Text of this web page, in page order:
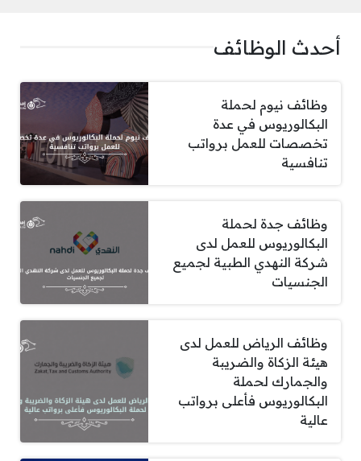
أحدث الوظائف
وظائف نيوم لحملة
البكالوريوس في عدة
تخصصات للعمل برواتب
تنافسية
وظائف جدة لحملة
البكالوريوس للعمل لدى
شركة النهدي الطبية لجميع
الجنسيات
وظائف الرياض للعمل لدى
هيئة الزكاة والضريبة
والجمارك لحملة
البكالوريوس فأعلى برواتب
عالية